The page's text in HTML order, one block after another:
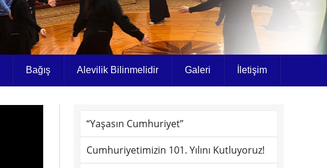
Bağış Alevilik Bilinmelidir Galeri İletişim
“Yaşasın Cumhuriyet”
Cumhuriyetimizin 101. Yılını Kutluyoruz!